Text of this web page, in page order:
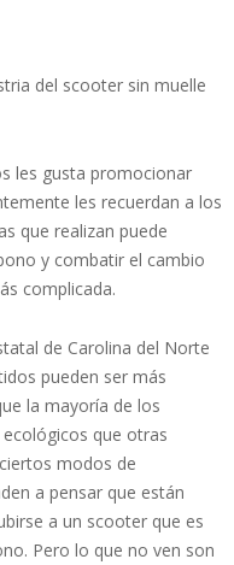
del scooter sin muelle
les gusta promocionar
les recuerdan a los
que realizan puede
y combatir el cambio
complicada.
de Carolina del Norte
pueden ser más
la mayoría de los
que otras
modos de
a pensar que están
a un scooter que es
Pero lo que no ven son